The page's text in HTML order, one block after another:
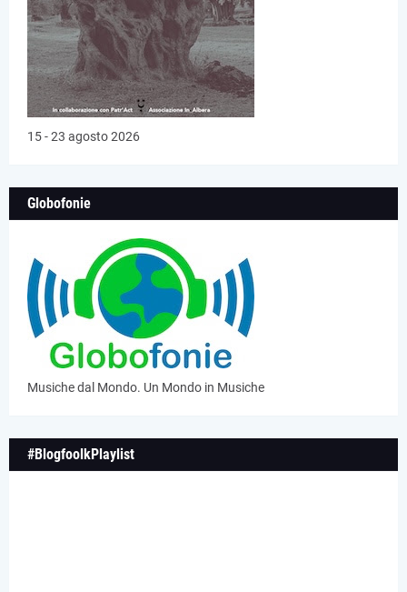
15 - 23 agosto 2026
Globofonie
Musiche dal Mondo. Un Mondo in Musiche
#BlogfoolkPlaylist